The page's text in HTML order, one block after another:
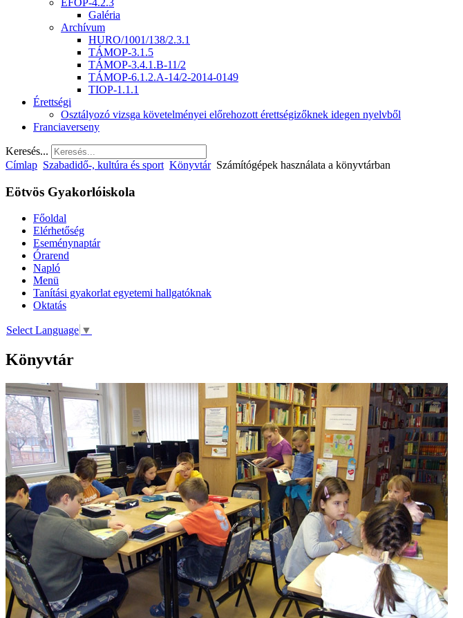
EFOP-4.2.3
Galéria
Archívum
HURO/1001/138/2.3.1
TÁMOP-3.1.5
TÁMOP-3.4.1.B-11/2
TÁMOP-6.1.2.A-14/2-2014-0149
TIOP-1.1.1
Érettségi
Osztályozó vizsga követelményei előrehozott érettségizőknek idegen nyelvből
Franciaverseny
Keresés...
Címlap Szabadidő-, kultúra és sport Könyvtár Számítógépek használata a könyvtárban
Eötvös Gyakorlóiskola
Főoldal
Elérhetőség
Eseménynaptár
Órarend
Napló
Menü
Tanítási gyakorlat egyetemi hallgatóknak
Oktatás
Select Language ▼
Könyvtár